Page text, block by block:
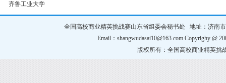
齐鲁工业大学
全国高校商业精英挑战赛山东省组委会秘书处 地址：济南
Email：shangwudasai10@163.com Copyrighy @
版权所有：全国高校商业精英